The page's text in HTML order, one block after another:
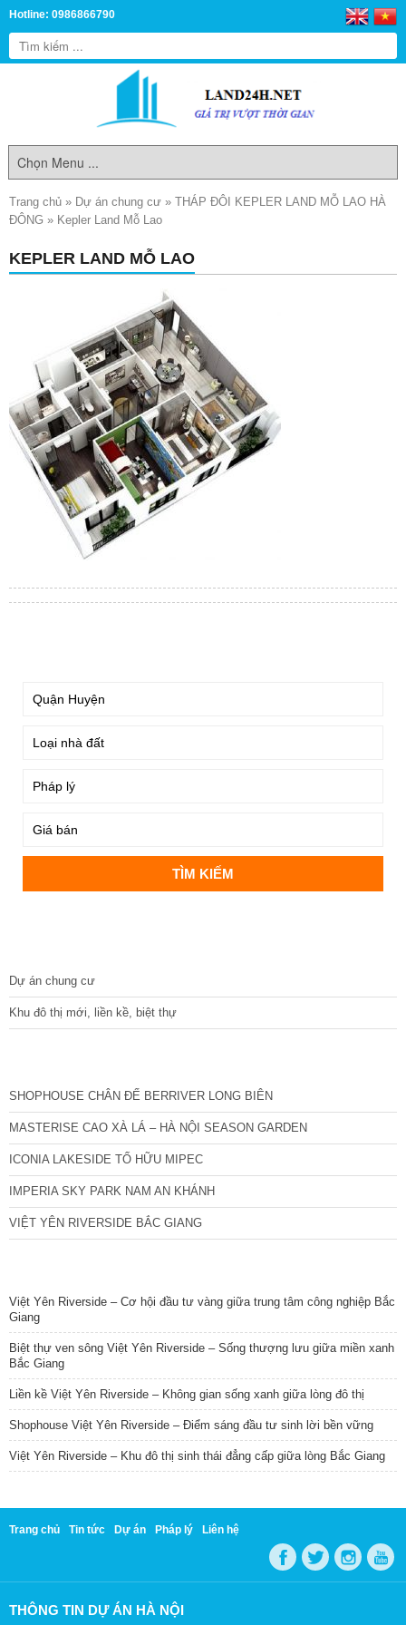
Hotline: 0986866790
Trang chủ » Dự án chung cư » THÁP ĐÔI KEPLER LAND MỖ LAO HÀ
ĐÔNG » Kepler Land Mỗ Lao
KEPLER LAND MỖ LAO
Dự án chung cư
Khu đô thị mới, liền kề, biệt thự
SHOPHOUSE CHÂN ĐẾ BERRIVER LONG BIÊN
MASTERISE CAO XÀ LÁ – HÀ NỘI SEASON GARDEN
ICONIA LAKESIDE TỐ HỮU MIPEC
IMPERIA SKY PARK NAM AN KHÁNH
VIỆT YÊN RIVERSIDE BẮC GIANG
Việt Yên Riverside – Cơ hội đầu tư vàng giữa trung tâm công nghiệp Bắc
Giang
Biệt thự ven sông Việt Yên Riverside – Sống thượng lưu giữa miền xanh
Bắc Giang
Liền kề Việt Yên Riverside – Không gian sống xanh giữa lòng đô thị
Shophouse Việt Yên Riverside – Điểm sáng đầu tư sinh lời bền vững
Việt Yên Riverside – Khu đô thị sinh thái đẳng cấp giữa lòng Bắc Giang
Trang chủ Tin tức Dự án Pháp lý Liên hệ
THÔNG TIN DỰ ÁN HÀ NỘI